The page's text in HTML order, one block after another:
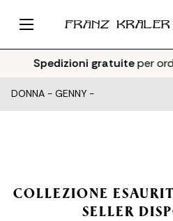
Spedizioni gratuiteper
DONNA - GENNY -
COLLEZIONE
SELLER